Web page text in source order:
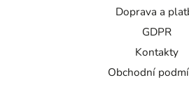
Doprava a
GDPR
Kontakty
Obchodní